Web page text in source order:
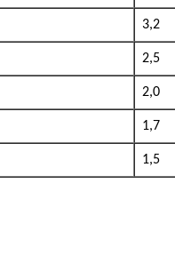
3,2
2,5
2,0
1,7
1,5